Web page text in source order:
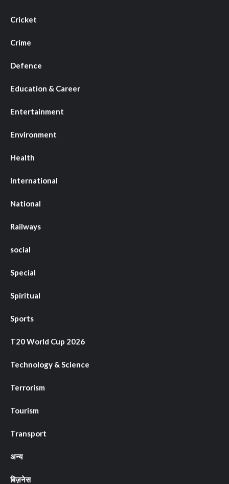
Cricket
Crime
Defence
Education & Career
Entertainment
Environment
Health
International
National
Railways
social
Special
Spiritual
Sports
T20 World Cup 2026
Technology & Science
Terrorism
Tourism
Transport
अन्य
बिज़नेस